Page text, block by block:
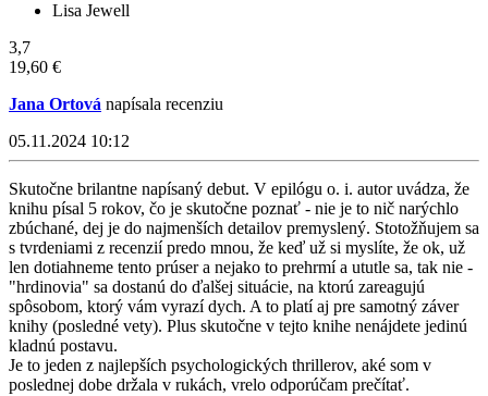
Lisa Jewell
3,7
19,60 €
Jana Ortová napísala recenziu
05.11.2024 10:12
Skutočne brilantne napísaný debut. V epilógu o. i. autor uvádza, že
knihu písal 5 rokov, čo je skutočne poznať - nie je to nič narýchlo
zbúchané, dej je do najmenších detailov premyslený. Stotožňujem sa
s tvrdeniami z recenzií predo mnou, že keď už si myslíte, že ok, už
len dotiahneme tento prúser a nejako to prehrmí a ututle sa, tak nie -
"hrdinovia" sa dostanú do ďalšej situácie, na ktorú zareagujú
spôsobom, ktorý vám vyrazí dych. A to platí aj pre samotný záver
knihy (posledné vety). Plus skutočne v tejto knihe nenájdete jedinú
kladnú postavu.
Je to jeden z najlepších psychologických thrillerov, aké som v
poslednej dobe držala v rukách, vrelo odporúčam prečítať.